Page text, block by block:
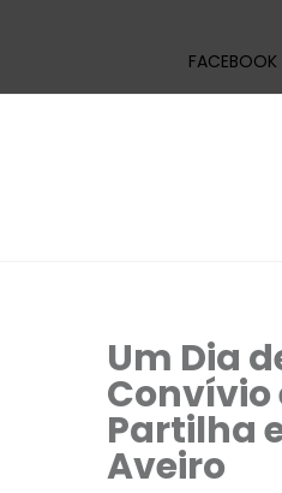
FACEBOOK
Um Dia
Convívio
Partilha
Aveiro